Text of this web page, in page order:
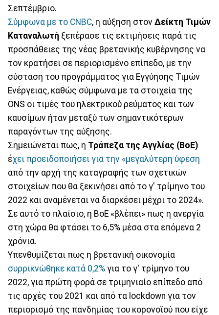
Σεπτέμβριο.
Σύμφωνα με το CNBC, η αύξηση στον Δείκτη Τιμών
Καταναλωτή ξεπέρασε τις εκτιμήσεις παρά τις
προσπάθειες της νέας βρετανικής κυβέρνησης να
τον κρατήσει σε περιορισμένο επίπεδο, με την
σύσταση του προγράμματος για Εγγύησης Τιμών
Ενέργειας, καθώς σύμφωνα με τα στοιχεία της
ONS οι τιμές του ηλεκτρικού ρεύματος και των
καυσίμων ήταν μεταξύ των σημαντικότερων
παραγόντων της αύξησης.
Σημειώνεται πως, η Τράπεζα της Αγγλίας (BoE)
έχει προειδοποιήσει για την «μεγαλύτερη ύφεση
από την αρχή της καταγραφής των σχετικών
στοιχείων που θα ξεκινήσει από το γ' τρίμηνο του
2022 και αναμένεται να διαρκέσει μέχρι το 2024».
Σε αυτό το πλαίσιο, η BoE «βλέπει» πως η ανεργία
στη χώρα θα φτάσει το 6,5% μέσα στα επόμενα 2
χρόνια.
Υπενθυμίζεται πως η βρετανική οικονομία
συρρικνώθηκε κατά 0,2% για το γ' τρίμηνο του
2022, για πρώτη φορά σε τριμηνιαίο επίπεδο από
τις αρχές του 2021 και από τα lockdown για τον
περιορισμό της πανδημίας του κορονοϊού που είχε